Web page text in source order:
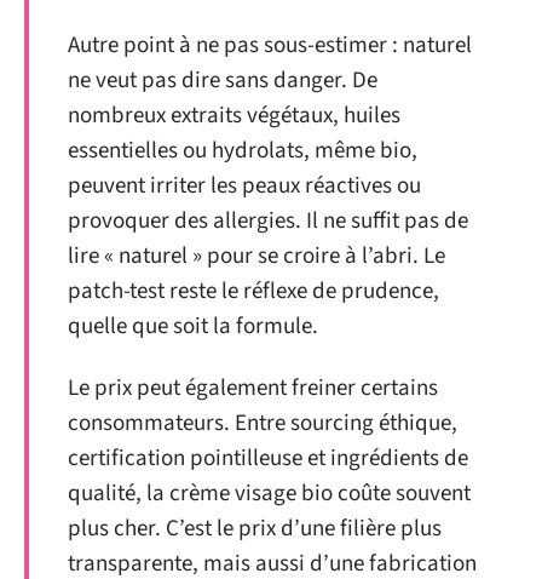
Autre point à ne pas sous-estimer : naturel
ne veut pas dire sans danger. De
nombreux extraits végétaux, huiles
essentielles ou hydrolats, même bio,
peuvent irriter les peaux réactives ou
provoquer des allergies. Il ne suffit pas de
lire « naturel » pour se croire à l’abri. Le
patch-test reste le réflexe de prudence,
quelle que soit la formule.
Le prix peut également freiner certains
consommateurs. Entre sourcing éthique,
certification pointilleuse et ingrédients de
qualité, la crème visage bio coûte souvent
plus cher. C’est le prix d’une filière plus
transparente, mais aussi d’une fabrication